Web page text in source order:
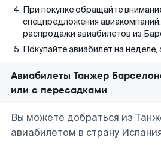
При покупке обращайте
спецпредложения авиакомпаний,
распродажи авиабилетов из
Покупайте авиабилет на неделе,
Авиабилеты Танжер
или с пересадками
Вы можете добраться из
авиабилетом в страну